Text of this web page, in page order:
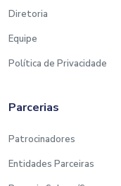
Diretoria
Equipe
Política de Privacidade
Parcerias
Patrocinadores
Entidades Parceiras